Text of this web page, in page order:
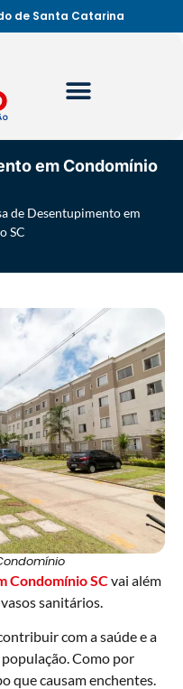
de Santa Catarina
em Condomínio
de Desentupimento em
SC
CondomínioSCvai além
sanitários.
com a saúde e a
Como por
que causam enchentes.